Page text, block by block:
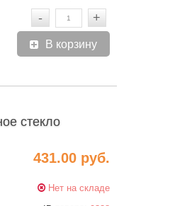
- +
В корзину
стекло
431.00 руб.
Нет на складе